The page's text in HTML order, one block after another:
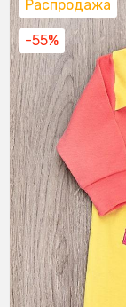
Распродажа
-55%